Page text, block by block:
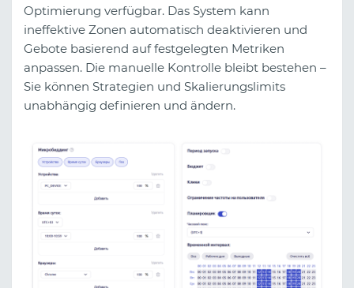
Optimierung verfügbar. Das System kann
ineffektive Zonen automatisch deaktivieren und
Gebote basierend auf festgelegten Metriken
anpassen. Die manuelle Kontrolle bleibt bestehen –
Sie können Strategien und Skalierungslimits
unabhängig definieren und ändern.